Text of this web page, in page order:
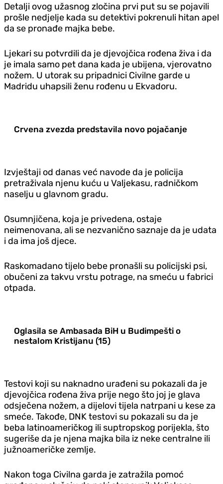
Detalji ovog užasnog zločina prvi put su se pojavili
prošle nedjelje kada su detektivi pokrenuli hitan apel
da se pronađe majka bebe.
Ljekari su potvrdili da je djevojčica rođena živa i da
je imala samo pet dana kada je ubijena, vjerovatno
nožem. U utorak su pripadnici Civilne garde u
Madridu uhapsili ženu rođenu u Ekvadoru.
Crvena zvezda predstavila novo pojačanje
Izvještaji od danas već navode da je policija
pretraživala njenu kuću u Valjekasu, radničkom
naselju u glavnom gradu.
Osumnjičena, koja je privedena, ostaje
neimenovana, ali se nezvanično saznaje da je udata
i da ima još djece.
Raskomadano tijelo bebe pronašli su policijski psi,
obučeni za takvu vrstu potrage, na smeću u fabrici
otpada.
Oglasila se Ambasada BiH u Budimpešti o
nestalom Kristijanu (15)
Testovi koji su naknadno urađeni su pokazali da je
djevojčica rođena živa prije nego što joj je glava
odsječena nožem, a dijelovi tijela natrpani u kese za
smeće. Takođe, DNK testovi su pokazali su da je
beba latinoameričkog ili suptropskog porijekla, što
sugeriše da je njena majka bila iz neke centralne ili
južnoameričke zemlje.
Nakon toga Civilna garda je zatražila pomoć